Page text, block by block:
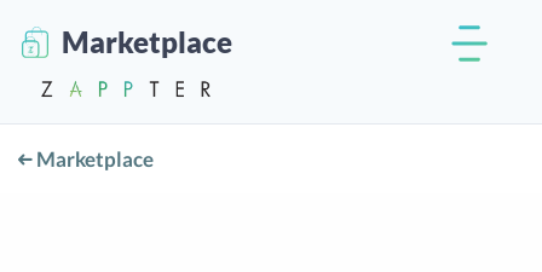
Marketplace
Marketplace